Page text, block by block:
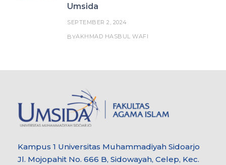
Umsida
SEPTEMBER 2, 2024
BYAKHMAD HASBUL WAFI
Kampus 1 Universitas Muhammadiyah Sidoarjo
Jl. Mojopahit No. 666 B, Sidowayah, Celep, Kec.